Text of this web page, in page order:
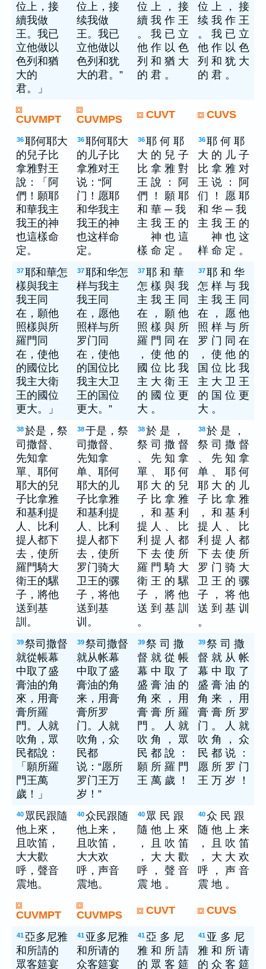
位上，接
續我做
王。我已
立他做以
色列和猶
大的
君。」
位上，接
续我做
王。我已
立他做以
色列和犹
大的君。”
位 上 ， 接
續 我 作 王
。 我 已 立
他 作 以 色
列 和 猶 大
的 君 。
位 上 ， 接
续 我 作 王
。 我 已 立
他 作 以 色
列 和 犹 大
的 君 。
CUVMPT CUVMPS CUVT CUVS
36耶何耶大
的兒子比
拿雅對王
說：「阿
們！願耶
和華我主
我王的神
也這樣命
定。
36耶何耶大
的儿子比
拿雅对王
说：“阿
门！愿耶
和华我主
我王的神
也这样命
定。
36耶 何 耶
大 的 兒 子
比 拿 雅 對
王 說 ： 阿
們 ！ 願 耶
和 華 ─ 我
主 我 王 的
神 也 這
樣 命 定 。
36耶 何 耶
大 的 儿 子
比 拿 雅 对
王 说 ： 阿
们 ！ 愿 耶
和 华 ─ 我
主 我 王 的
神 也 这
样 命 定 。
37耶和華怎
樣與我主
我王同
在，願他
照樣與所
羅門同
在，使他
的國位比
我主大衛
王的國位
更大。」
37耶和华怎
样与我主
我王同
在，愿他
照样与所
罗门同
在，使他
的国位比
我主大卫
王的国位
更大。”
37耶 和 華
怎 樣 與 我
主 我 王 同
在 ， 願 他
照 樣 與 所
羅 門 同 在
， 使 他 的
國 位 比 我
主 大 衛 王
的 國 位 更
大 。
37耶 和 华
怎 样 与 我
主 我 王 同
在 ， 愿 他
照 样 与 所
罗 门 同 在
， 使 他 的
国 位 比 我
主 大 卫 王
的 国 位 更
大 。
38於是，祭
司撒督、
先知拿
單、耶何
耶大的兒
子比拿雅
和基利提
人、比利
提人都下
去，使所
羅門騎大
衛王的騾
子，將他
送到基
訓。
38于是，祭
司撒督、
先知拿
单、耶何
耶大的儿
子比拿雅
和基利提
人、比利
提人都下
去，使所
罗门骑大
卫王的骡
子，将他
送到基
训。
38於 是 ，
祭 司 撒 督
、 先 知 拿
單 、 耶 何
耶 大 的 兒
子 比 拿 雅
， 和 基 利
提 人 、 比
利 提 人 都
下 去 使 所
羅 門 騎 大
衛 王 的 騾
子 ， 將 他
送 到 基 訓
。
38於 是 ，
祭 司 撒 督
、 先 知 拿
单 、 耶 何
耶 大 的 儿
子 比 拿 雅
， 和 基 利
提 人 、 比
利 提 人 都
下 去 使 所
罗 门 骑 大
卫 王 的 骡
子 ， 将 他
送 到 基 训
。
39祭司撒督
就從帳幕
中取了盛
膏油的角
來，用膏
膏所羅
門。人就
吹角，眾
民都說：
「願所羅
門王萬
歲！」
39祭司撒督
就从帐幕
中取了盛
膏油的角
来，用膏
膏所罗
门。人就
吹角，众
民都
说：“愿所
罗门王万
岁！”
39祭 司 撒
督 就 從 帳
幕 中 取 了
盛 膏 油 的
角 來 ， 用
膏 膏 所 羅
門 。 人 就
吹 角 ， 眾
民 都 說 ：
願 所 羅 門
王 萬 歲 ！
39祭 司 撒
督 就 从 帐
幕 中 取 了
盛 膏 油 的
角 来 ， 用
膏 膏 所 罗
门 。 人 就
吹 角 ， 众
民 都 说 ：
愿 所 罗 门
王 万 岁 ！
40 眾民跟隨
他上來，
且吹笛，
大大歡
呼，聲音
震地。
40众民跟随
他上来，
且吹笛，
大大欢
呼，声音
震地。
40 眾 民 跟
隨 他 上 來
， 且 吹 笛
， 大 大 歡
呼 ， 聲 音
震 地 。
40众 民 跟
随 他 上 来
， 且 吹 笛
， 大 大 欢
呼 ， 声 音
震 地 。
CUVMPT CUVMPS CUVT CUVS
41 亞多尼雅
和所請的
眾客筵宴
41 亚多尼雅
和所请的
众客筵宴
41 亞 多 尼
雅 和 所 請
的 眾 客 筵
41 亚 多 尼
雅 和 所 请
的 众 客 筵